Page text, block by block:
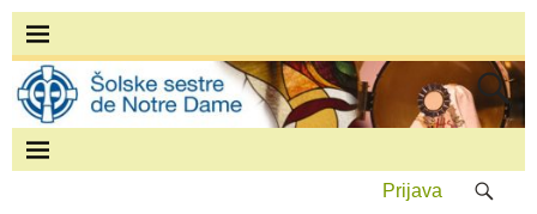
Prijava